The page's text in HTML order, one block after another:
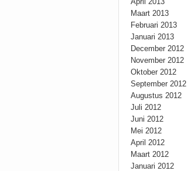
Maart 2013
Februari 2013
Januari 2013
December 2012
November 2012
Oktober 2012
September 2012
Augustus 2012
Juli 2012
Juni 2012
Mei 2012
April 2012
Maart 2012
Januari 2012